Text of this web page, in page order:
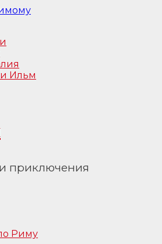
Ильм
приключения
Риму